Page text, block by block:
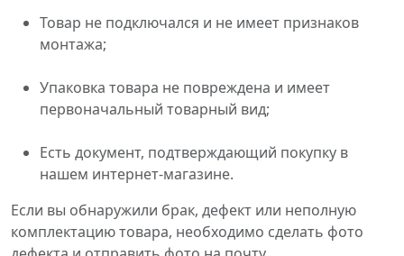
Товар не подключался и не имеет признаков
монтажа;
Упаковка товара не повреждена и имеет
первоначальный товарный вид;
Есть документ, подтверждающий покупку в
нашем интернет-магазине.
Если вы обнаружили брак, дефект или неполную
комплектацию товара, необходимо сделать фото